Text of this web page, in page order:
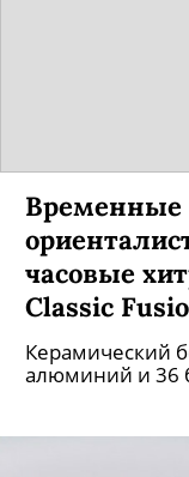
Временные
часовые
Classic
Керамический
алюминий и 36